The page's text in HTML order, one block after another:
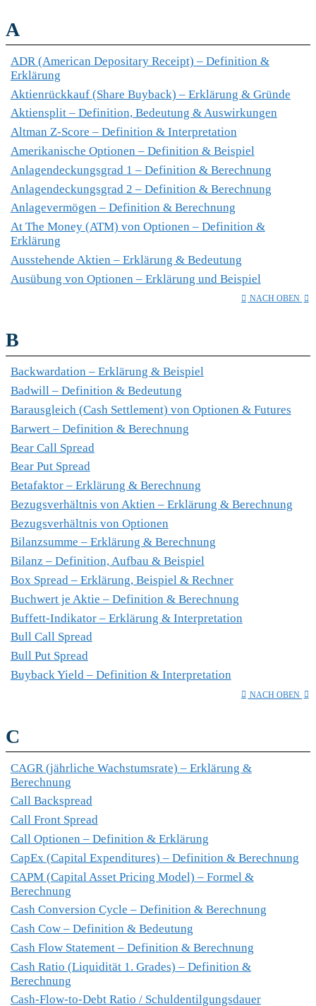
A
ADR (American Depositary Receipt) – Definition &
Erklärung
Aktienrückkauf (Share Buyback) – Erklärung & Gründe
Aktiensplit – Definition, Bedeutung & Auswirkungen
Altman Z-Score – Definition & Interpretation
Amerikanische Optionen – Definition & Beispiel
Anlagendeckungsgrad 1 – Definition & Berechnung
Anlagendeckungsgrad 2 – Definition & Berechnung
Anlagevermögen – Definition & Berechnung
At The Money (ATM) von Optionen – Definition &
Erklärung
Ausstehende Aktien – Erklärung & Bedeutung
Ausübung von Optionen – Erklärung und Beispiel
NACH OBEN
B
Backwardation – Erklärung & Beispiel
Badwill – Definition & Bedeutung
Barausgleich (Cash Settlement) von Optionen & Futures
Barwert – Definition & Berechnung
Bear Call Spread
Bear Put Spread
Betafaktor – Erklärung & Berechnung
Bezugsverhältnis von Aktien – Erklärung & Berechnung
Bezugsverhältnis von Optionen
Bilanzsumme – Erklärung & Berechnung
Bilanz – Definition, Aufbau & Beispiel
Box Spread – Erklärung, Beispiel & Rechner
Buchwert je Aktie – Definition & Berechnung
Buffett-Indikator – Erklärung & Interpretation
Bull Call Spread
Bull Put Spread
Buyback Yield – Definition & Interpretation
NACH OBEN
C
CAGR (jährliche Wachstumsrate) – Erklärung &
Berechnung
Call Backspread
Call Front Spread
Call Optionen – Definition & Erklärung
CapEx (Capital Expenditures) – Definition & Berechnung
CAPM (Capital Asset Pricing Model) – Formel &
Berechnung
Cash Conversion Cycle – Definition & Berechnung
Cash Cow – Definition & Bedeutung
Cash Flow Statement – Definition & Berechnung
Cash Ratio (Liquidität 1. Grades) – Definition &
Berechnung
Cash-Flow-to-Debt Ratio / Schuldentilgungsdauer